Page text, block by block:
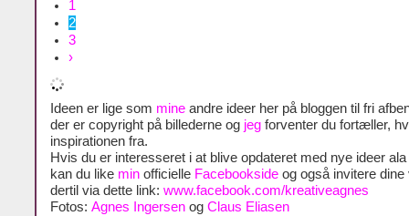
1
2
3
›
Ideen er lige som mine andre ideer her på bloggen til fri
der er copyright på billederne og jeg forventer du fortæller,
inspirationen fra.
Hvis du er interesseret i at blive opdateret med nye ideer
kan du like min officielle Facebookside og også invitere dine
dertil via dette link: www.facebook.com/kreativeagnes
Fotos: Agnes Ingersen og Claus Eliasen